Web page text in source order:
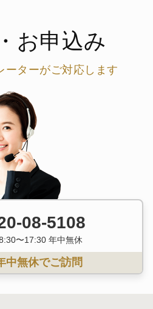
お申込み
ーターがご対応します
08-5108
〜17:30 年中無休
中無休でご訪問